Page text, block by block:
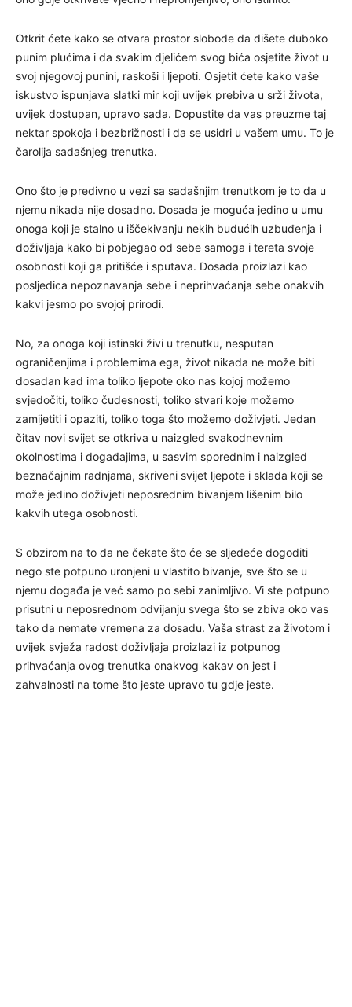
Otkrit ćete kako se otvara prostor slobode da dišete duboko
punim plućima i da svakim djelićem svog bića osjetite život u
svoj njegovoj punini, raskoši i ljepoti. Osjetit ćete kako vaše
iskustvo ispunjava slatki mir koji uvijek prebiva u srži života,
uvijek dostupan, upravo sada. Dopustite da vas preuzme taj
nektar spokoja i bezbrižnosti i da se usidri u vašem umu. To je
čarolija sadašnjeg trenutka.
Ono što je predivno u vezi sa sadašnjim trenutkom je to da u
njemu nikada nije dosadno. Dosada je moguća jedino u umu
onoga koji je stalno u iščekivanju nekih budućih uzbuđenja i
doživljaja kako bi pobjegao od sebe samoga i tereta svoje
osobnosti koji ga pritišće i sputava. Dosada proizlazi kao
posljedica nepoznavanja sebe i neprihvaćanja sebe onakvih
kakvi jesmo po svojoj prirodi.
No, za onoga koji istinski živi u trenutku, nesputan
ograničenjima i problemima ega, život nikada ne može biti
dosadan kad ima toliko ljepote oko nas kojoj možemo
svjedočiti, toliko čudesnosti, toliko stvari koje možemo
zamijetiti i opaziti, toliko toga što možemo doživjeti. Jedan
čitav novi svijet se otkriva u naizgled svakodnevnim
okolnostima i događajima, u sasvim sporednim i naizgled
beznačajnim radnjama, skriveni svijet ljepote i sklada koji se
može jedino doživjeti neposrednim bivanjem lišenim bilo
kakvih utega osobnosti.
S obzirom na to da ne čekate što će se sljedeće dogoditi
nego ste potpuno uronjeni u vlastito bivanje, sve što se u
njemu događa je već samo po sebi zanimljivo. Vi ste potpuno
prisutni u neposrednom odvijanju svega što se zbiva oko vas
tako da nemate vremena za dosadu. Vaša strast za životom i
uvijek svježa radost doživljaja proizlazi iz potpunog
prihvaćanja ovog trenutka onakvog kakav on jest i
zahvalnosti na tome što jeste upravo tu gdje jeste.